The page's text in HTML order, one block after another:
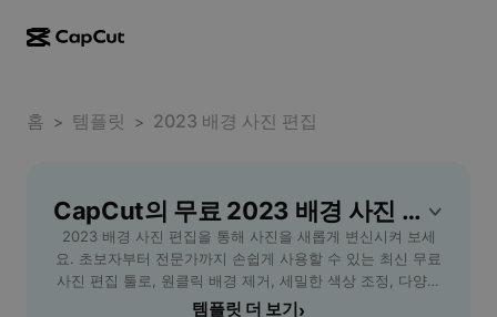
CapCut 데스크톱
CapCut Pad
CapCut 모바일
동영상 스튜디오
AI 동영상 생성기
AI 이미지 생성기
동영상 에디터 및 생성기
이미지 에디터 및 생성기
음성 생성기 및 에디터
소셜 미디어 템플릿
더 보기
이니셔티브
제휴 사용자
홈 > 템플릿 > 2023 배경 사진 편집
CapCut의 무료 2023 배경 사진 편집 템플릿
2023 배경 사진 편집을 통해 사진을 새롭게 변신시켜 보세
요. 초보자부터 전문가까지 손쉽게 사용할 수 있는 최신 무료
사진 편집 툴로, 원클릭 배경 제거, 세밀한 색상 조정, 다양한
템플릿 제공 등 핵심 기능을 모두 경험할 수 있습니다. 인물,
템플릿 더 보기 ›